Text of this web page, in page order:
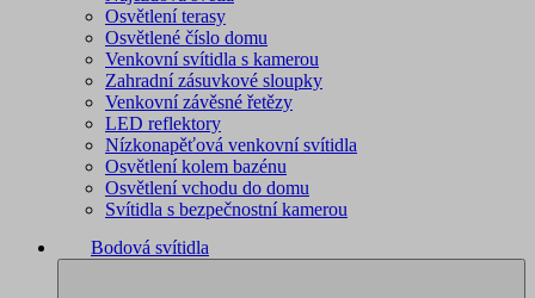
Osvětlení terasy
Osvětlené číslo domu
Venkovní svítidla s kamerou
Zahradní zásuvkové sloupky
Venkovní závěsné řetězy
LED reflektory
Nízkonapěťová venkovní svítidla
Osvětlení kolem bazénu
Osvětlení vchodu do domu
Svítidla s bezpečnostní kamerou
Bodová svítidla